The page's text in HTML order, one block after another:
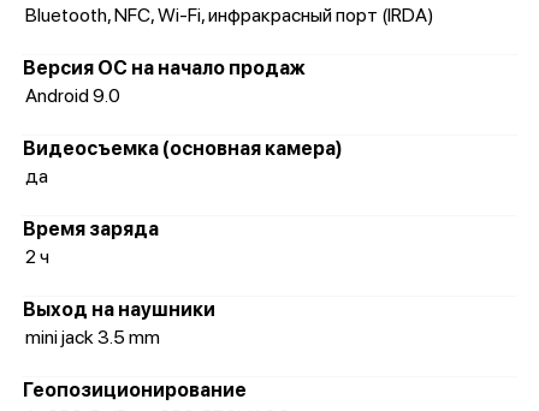
Bluetooth, NFC, Wi-Fi, инфракрасный порт (IRDA)
Версия ОС на начало продаж
Android 9.0
Видеосъемка (основная камера)
да
Время заряда
2 ч
Выход на наушники
mini jack 3.5 mm
Геопозиционирование